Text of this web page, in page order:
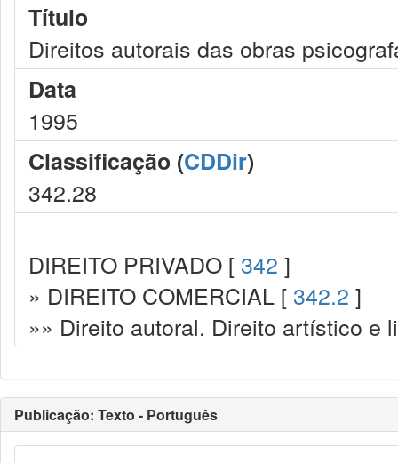
Título
Direitos autorais das obras
Data
1995
Classificação (CDDir)
342.28
DIREITO PRIVADO [ 342 ]
» DIREITO COMERCIAL [ 342.2 ]
»» Direito autoral. Direito artístico e
Publicação: Texto - Português